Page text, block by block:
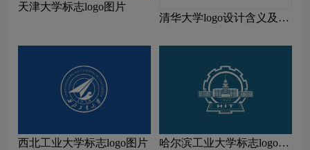
天津大学标志logo图片
清华大学logo设计含义及设
西北工业大学标志logo图片
哈尔滨工业大学标志logo图